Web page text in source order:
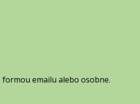
emailu alebo osobne.